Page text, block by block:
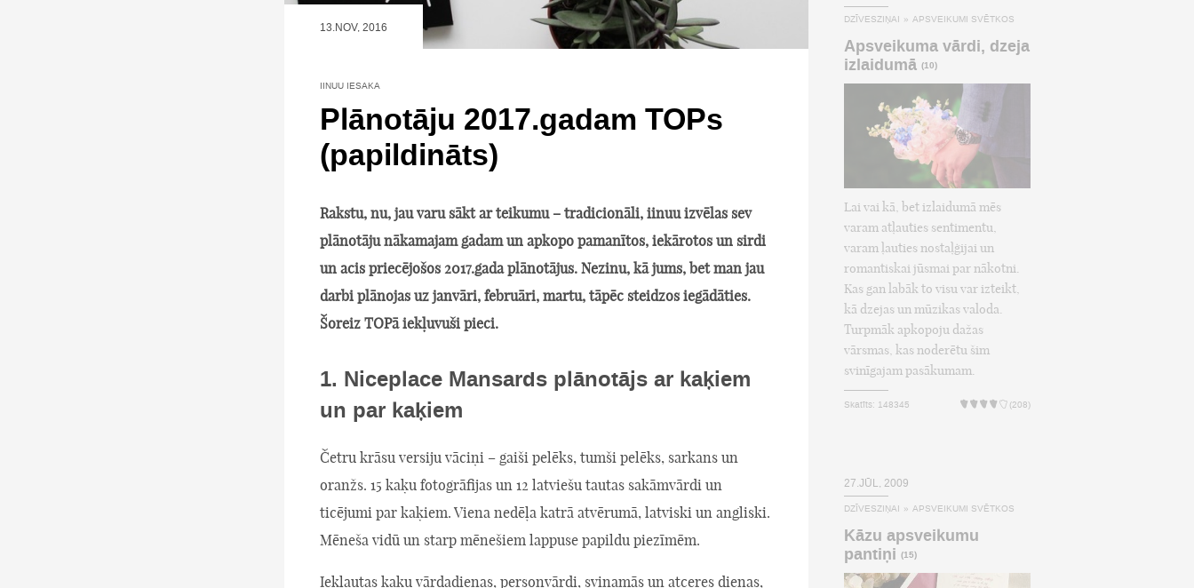
13.NOV, 2016
IINUU IESAKA
Plānotāju 2017.gadam TOPs
(papildināts)
Rakstu, nu, jau varu sākt ar teikumu – tradicionāli, iinuu izvēlas sev
plānotāju nākamajam gadam un apkopo pamanītos, iekārotos un sirdi
un acis priecējošos 2017.gada plānotājus. Nezinu, kā jums, bet man jau
darbi plānojas uz janvāri, februāri, martu, tāpēc steidzos iegādāties.
Šoreiz TOPā iekļuvuši pieci.
1. Niceplace Mansards plānotājs ar kaķiem
un par kaķiem
Četru krāsu versiju vāciņi – gaiši pelēks, tumši pelēks, sarkans un
oranžs. 15 kaķu fotogrāfijas un 12 latviešu tautas sakāmvārdi un
ticējumi par kaķiem. Viena nedēļa katrā atvērumā, latviski un angliski.
Mēneša vidū un starp mēnešiem lappuse papildu piezīmēm.
Iekļautas kaķu vārdadienas, personvārdi, svinamās un atceres dienas,
DZĪVESZIŅAI » APSVEIKUMI SVĒTKOS
Apsveikuma vārdi, dzeja
izlaidumā (10)
Lai vai kā, bet izlaidumā mēs
varam atļauties sentimentu,
varam ļauties nostaļģijai un
romantiskai jūsmai par nākotni.
Kas gan labāk to visu var izteikt,
kā dzejas un mūzikas valoda.
Turpmāk apkopoju dažas
vārsmas, kas noderētu šim
svinīgajam pasākumam.
Skatīts: 148345 (208)
27.JŪL, 2009
DZĪVESZIŅAI » APSVEIKUMI SVĒTKOS
Kāzu apsveikumu
pantiņi (15)